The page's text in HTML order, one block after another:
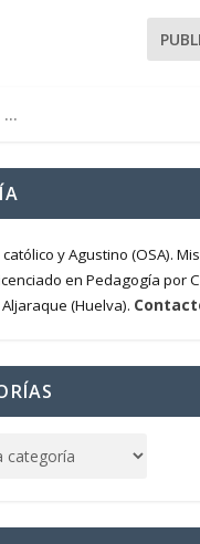
y Agustino (OSA).
en Pedagogía por
(Huelva).